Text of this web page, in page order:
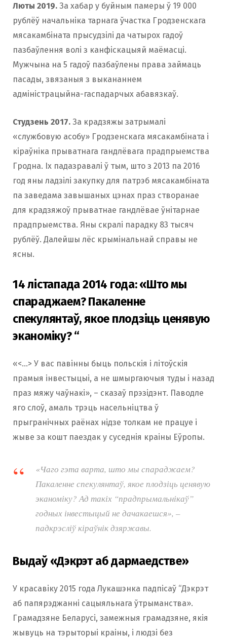
Люты 2019. За хабар у буйным памеры ў 19 000
рублёў начальніка тарнага ўчастка Гродзенскага
мясакамбіната прысудзілі да чатырох гадоў
пазбаўлення волі з канфіскацыяй маёмасці.
Мужчына на 5 гадоў пазбаўлены права займаць
пасады, звязаныя з выкананнем
адміністрацыйна-гаспадарчых абавязкаў.
Студзень 2017. За крадзяжы затрымалі
«службовую асобу» Гродзенскага мясакамбіната і
кіраўніка прыватнага гандлёвага прадпрыемства
Гродна. Іх падазравалі ў тым, што з 2013 па 2016
год яны ладзілі закупку для патрэб мясакамбіната
па заведама завышаных цэнах праз створанае
для крадзяжоў прыватнае гандлёвае ўнітарнае
прадпрыемства. Яны скралі парадку 83 тысяч
рублёў. Далейшы лёс крымінальнай справы не
ясны.
14 лістапада 2014 года: «Што мы
спараджаем? Пакаленне
спекулянтаў, якое плодзіць ценявую
эканоміку? “
«<…> У вас павінны быць польскія і літоўскія
прамыя інвестыцыі, а не шмыргаючыя туды і назад
праз мяжу чаўнакі», – сказаў прэзідэнт. Паводле
яго слоў, амаль трэць насельніцтва ў
прыгранічных раёнах нідзе толкам не працуе і
жыве за кошт паездак у суседнія краіны Еўропы.
«Чаго гэта варта, што мы спараджаем?
Пакаленне спекулянтаў, якое плодзіць ценявую
эканоміку? Ад такіх “прадпрымальнікаў”
годных інвестыцый не дачакаешся», –
падкрэсліў кіраўнік дзяржавы.
Выдаў «Дэкрэт аб дармаедстве»
У красавіку 2015 года Лукашэнка падпісаў “Дэкрэт
аб папярэджанні сацыяльнага ўтрыманства».
Грамадзяне Беларусі, замежныя грамадзяне, якія
жывуць на тэрыторыі краіны, і людзі без